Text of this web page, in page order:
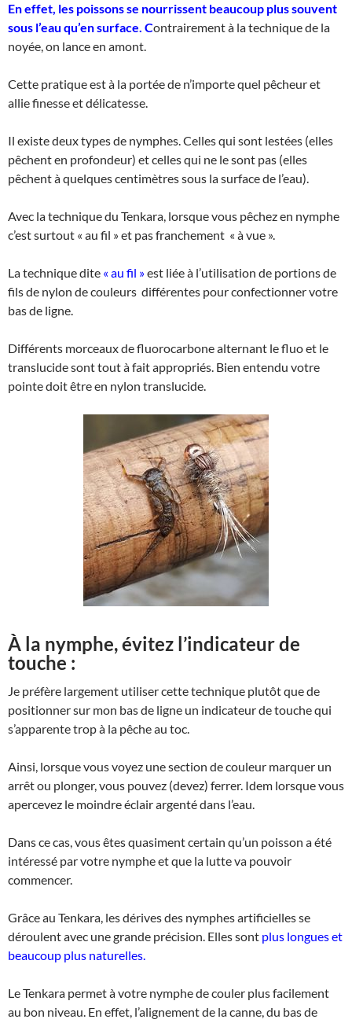
En effet, les poissons se nourrissent beaucoup plus souvent
sous l’eau qu’en surface. Contrairement à la technique de la
noyée, on lance en amont.
Cette pratique est à la portée de n’importe quel pêcheur et
allie finesse et délicatesse.
Il existe deux types de nymphes. Celles qui sont lestées (elles
pêchent en profondeur) et celles qui ne le sont pas (elles
pêchent à quelques centimètres sous la surface de l’eau).
Avec la technique du Tenkara, lorsque vous pêchez en nymphe
c’est surtout « au fil » et pas franchement « à vue ».
La technique dite « au fil »est liée à l’utilisation de portions de
fils de nylon de couleurs différentes pour confectionner votre
bas de ligne.
Différents morceaux de fluorocarbone alternant le fluo et le
translucide sont tout à fait appropriés. Bien entendu votre
pointe doit être en nylon translucide.
À la nymphe, évitez l’indicateur de
touche :
Je préfère largement utiliser cette technique plutôt que de
positionner sur mon bas de ligne un indicateur de touche qui
s’apparente trop à la pêche au toc.
Ainsi, lorsque vous voyez une section de couleur marquer un
arrêt ou plonger, vous pouvez (devez) ferrer. Idem lorsque vous
apercevez le moindre éclair argenté dans l’eau.
Dans ce cas, vous êtes quasiment certain qu’un poisson a été
intéressé par votre nymphe et que la lutte va pouvoir
commencer.
Grâce au Tenkara, les dérives des nymphes artificielles se
déroulent avec une grande précision. Elles sont plus longues et
beaucoup plus naturelles.
Le Tenkara permet à votre nymphe de couler plus facilement
au bon niveau. En effet, l’alignement de la canne, du bas de